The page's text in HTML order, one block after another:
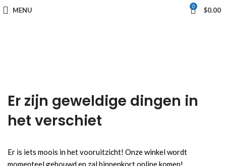
MENU 0 $0.00
Er zijn geweldige dingen in
het verschiet
Er is iets moois in het vooruitzicht! Onze winkel wordt
momenteel gebouwd en zal binnenkort online komen!